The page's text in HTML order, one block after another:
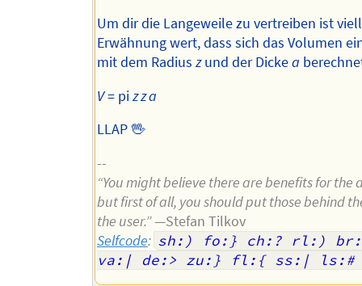
Um dir die Langeweile zu vertreiben ist
Erwähnung wert, dass sich das Volumen
mit dem Radius zund der Dickea
V= piz z a
LLAP 🖖
--
“You might believe there are benefits for the
but first of all, you should put those behind
the user.”—Stefan Tilkov
Selfcode: sh:) fo:} ch:? rl:)
va:| de:> zu:} fl:{ ss:|